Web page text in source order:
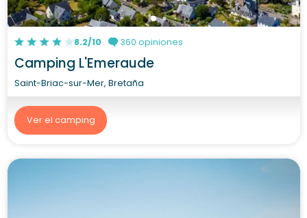
8.2/10 360 opiniones
Camping L'Emeraude
Saint-Briac-sur-Mer, Bretaña
Ver el camping